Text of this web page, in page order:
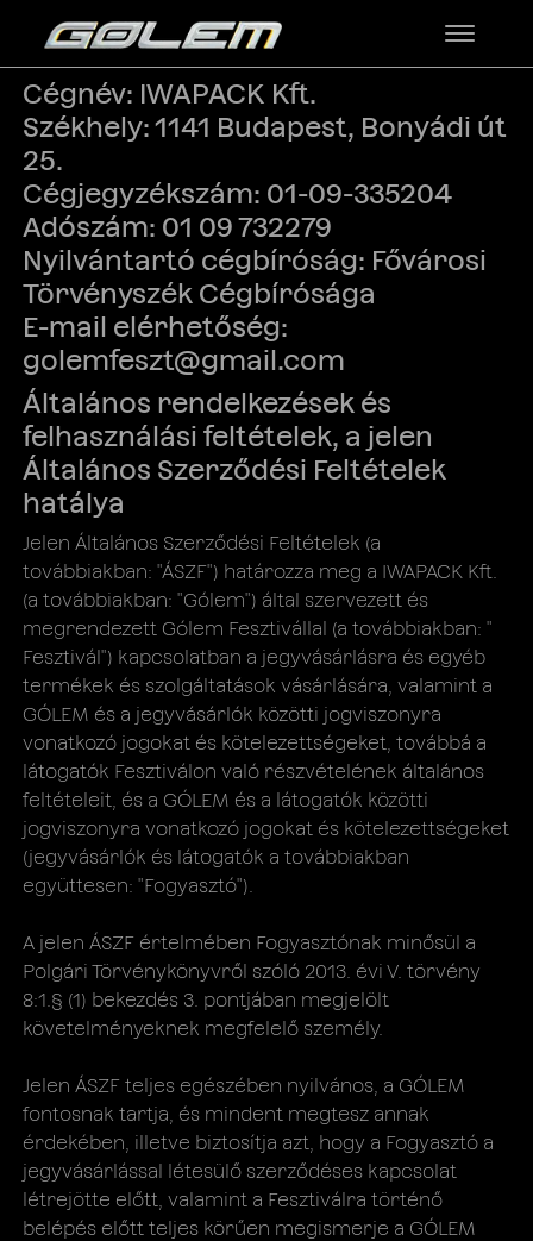
Cégnév: IWAPACK Kft.
Székhely: 1141 Budapest, Bonyádi út
25.
Cégjegyzékszám: 01-09-335204
Adószám: 01 09 732279
Nyilvántartó cégbíróság: Fővárosi
Törvényszék Cégbírósága
E-mail elérhetőség:
golemfeszt@gmail.com
Általános rendelkezések és
felhasználási feltételek, a jelen
Általános Szerződési Feltételek
hatálya
Jelen Általános Szerződési Feltételek (a
továbbiakban: "ÁSZF​") határozza meg a ​IWAPACK Kft.
(a továbbiakban: "​Gólem​") által szervezett és
megrendezett Gólem Fesztivállal (a továbbiakban: "​
Fesztivál​") kapcsolatban a jegyvásárlásra és egyéb
termékek és szolgáltatások vásárlására, valamint a
GÓLEM és a jegyvásárlók közötti jogviszonyra
vonatkozó jogokat és kötelezettségeket, továbbá a
látogatók Fesztiválon való részvételének általános
feltételeit, és a GÓLEM és a látogatók közötti
jogviszonyra vonatkozó jogokat és kötelezettségeket
(jegyvásárlók és látogatók a továbbiakban
együttesen: "​Fogyasztó​").
A jelen ÁSZF értelmében Fogyasztónak minősül a
Polgári Törvénykönyvről szóló 2013. évi V. törvény
8:1.§ (1) bekezdés 3. pontjában megjelölt
követelményeknek megfelelő személy.
Jelen ÁSZF teljes egészében nyilvános, a GÓLEM
fontosnak tartja, és mindent megtesz annak
érdekében, illetve biztosítja azt, hogy a Fogyasztó a
jegyvásárlással létesülő szerződéses kapcsolat
létrejötte előtt, valamint a Fesztiválra történő
belépés előtt teljes körűen megismerje a GÓLEM